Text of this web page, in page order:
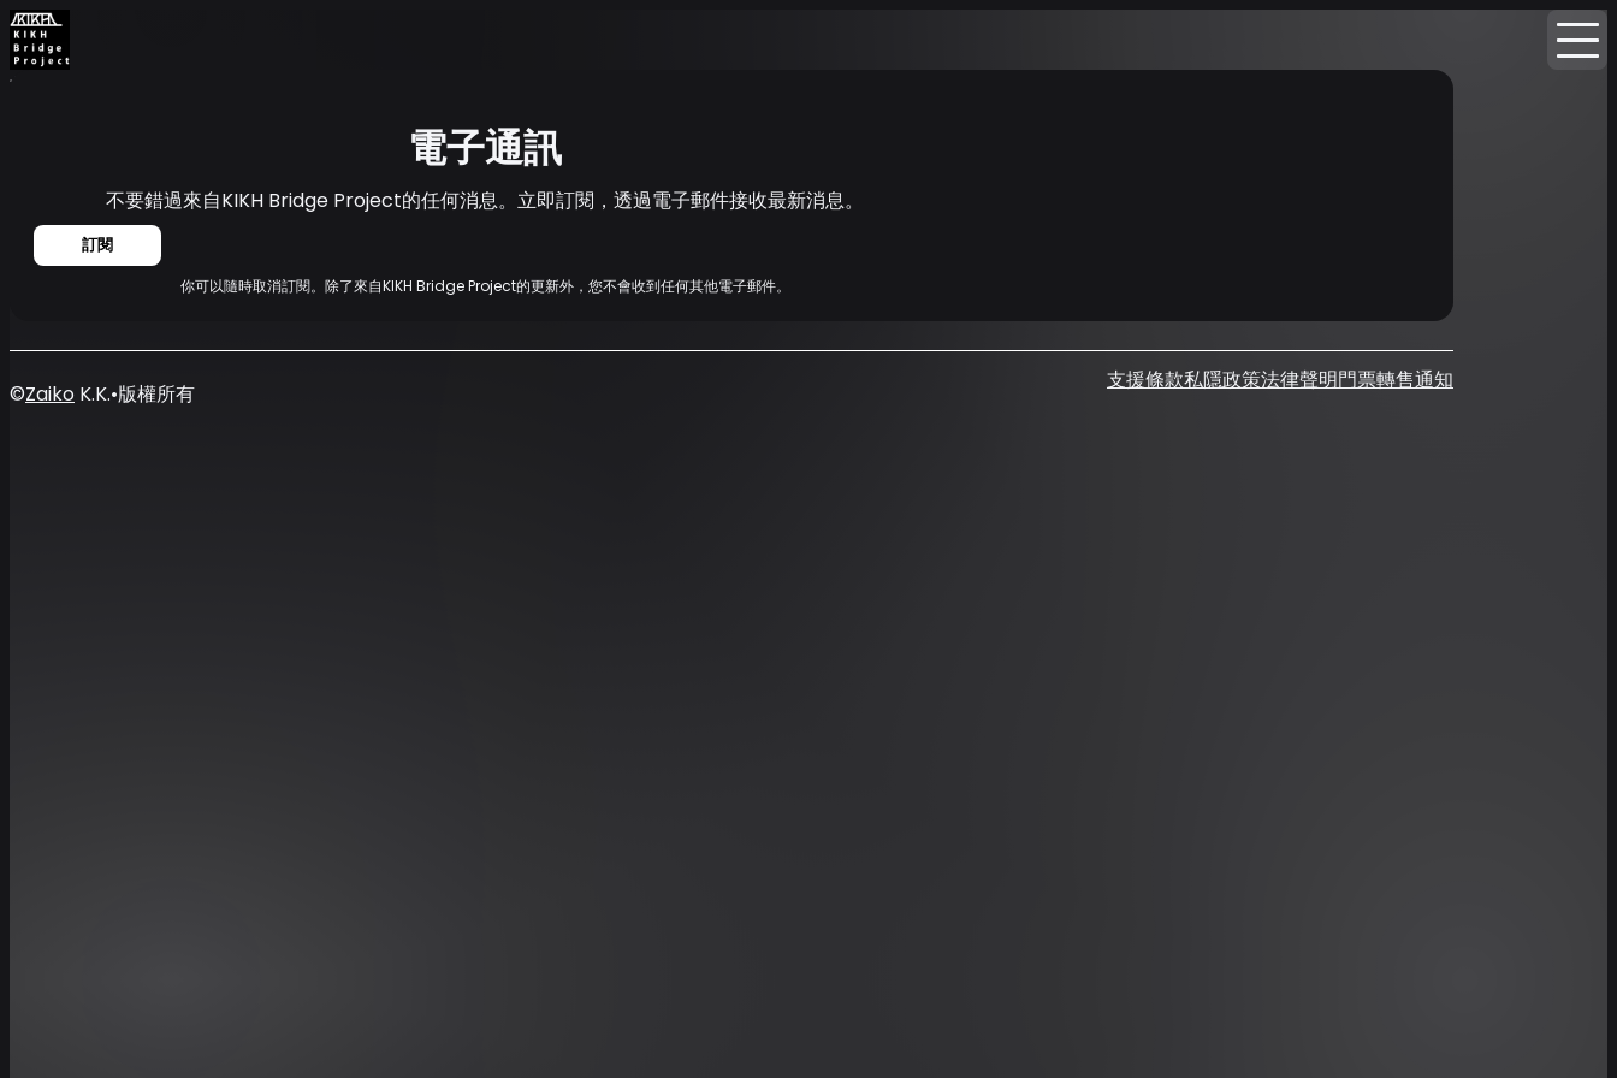
首頁
電子通訊
不要錯過來自KIKH Bridge Project的任何消息。立即訂閱，透過電子郵件接收最新消息。
訂閱
你可以隨時取消訂閱。除了來自KIKH Bridge Project的更新外，您不會收到任何其他電子郵件。
支援條款私隱政策法律聲明門票轉售通知
©Zaiko K.K.•版權所有